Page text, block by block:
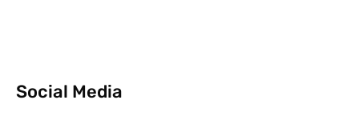
Social Media